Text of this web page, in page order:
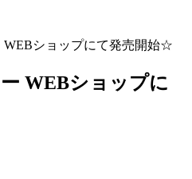
WEBショップにて発売開始☆
WEBショップに